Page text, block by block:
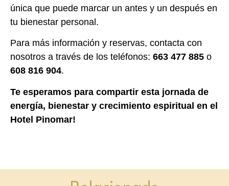
única que puede marcar un antes y un después en
tu bienestar personal.
Para más información y reservas, contacta con
nosotros a través de los teléfonos: 663 477 885 o
608 816 904.
Te esperamos para compartir esta jornada de
energía, bienestar y crecimiento espiritual en el
Hotel Pinomar!